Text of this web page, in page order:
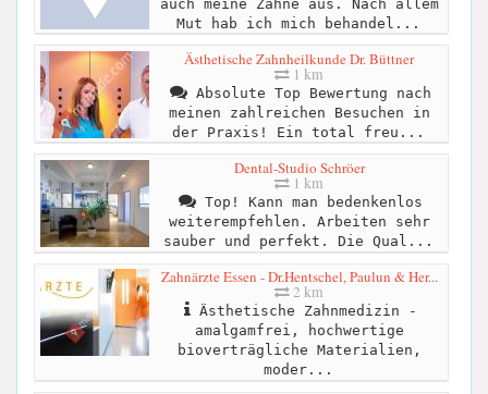
auch meine Zähne aus. Nach allem
Mut hab ich mich behandel...
Ästhetische Zahnheilkunde Dr. Büttner
1 km
Absolute Top Bewertung nach
meinen zahlreichen Besuchen in
der Praxis! Ein total freu...
Dental-Studio Schröer
1 km
Top! Kann man bedenkenlos
weiterempfehlen. Arbeiten sehr
sauber und perfekt. Die Qual...
Zahnärzte Essen - Dr.Hentschel, Paulun & Her...
2 km
Ästhetische Zahnmedizin -
amalgamfrei, hochwertige
bioverträgliche Materialien,
moder...